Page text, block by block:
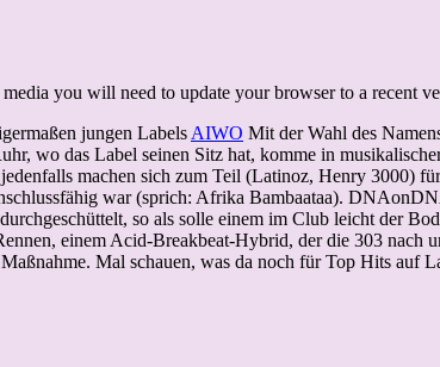
you will need to update your browser to a recent
jungen Labels AIWO Mit der Wahl des
wo das Label seinen Sitz hat, komme in
machen sich zum Teil (Latinoz, Henry 3000)
war (sprich: Afrika Bambaataa).
so als solle einem im Club leicht der
einem Acid-Breakbeat-Hybrid, der die 303
Mal schauen, was da noch für Top Hits auf